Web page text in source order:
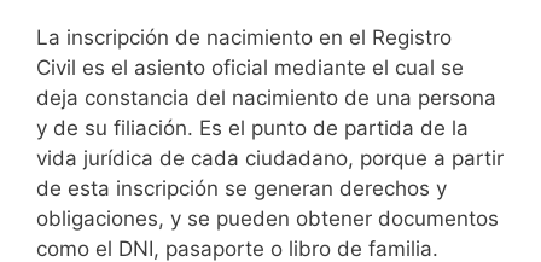
La inscripción de nacimiento en el Registro
Civil es el asiento oficial mediante el cual se
deja constancia del nacimiento de una persona
y de su filiación. Es el punto de partida de la
vida jurídica de cada ciudadano, porque a partir
de esta inscripción se generan derechos y
obligaciones, y se pueden obtener documentos
como el DNI, pasaporte o libro de familia.